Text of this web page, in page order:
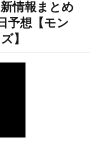
情報まとめ
予想【モン
】